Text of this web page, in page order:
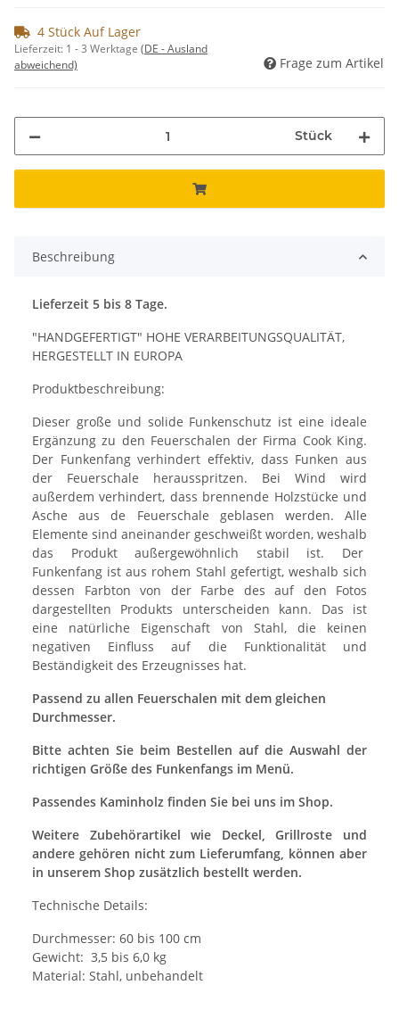
4 Stück Auf Lager
Lieferzeit: 1 - 3 Werktage (DE - Ausland
abweichend)
Frage zum Artikel
Stück
Beschreibung
Lieferzeit 5 bis 8 Tage.
"HANDGEFERTIGT" HOHE VERARBEITUNGSQUALITÄT,
HERGESTELLT IN EUROPA
Produktbeschreibung:
Dieser große und solide Funkenschutz ist eine ideale
Ergänzung zu den Feuerschalen der Firma Cook King.
Der Funkenfang verhindert effektiv, dass Funken aus
der Feuerschale herausspritzen. Bei Wind wird
außerdem verhindert, dass brennende Holzstücke und
Asche aus de Feuerschale geblasen werden. Alle
Elemente sind aneinander geschweißt worden, weshalb
das Produkt außergewöhnlich stabil ist. Der
Funkenfang ist aus rohem Stahl gefertigt, weshalb sich
dessen Farbton von der Farbe des auf den Fotos
dargestellten Produkts unterscheiden kann. Das ist
eine natürliche Eigenschaft von Stahl, die keinen
negativen Einfluss auf die Funktionalität und
Beständigkeit des Erzeugnisses hat.
Passend zu allen Feuerschalen mit dem gleichen
Durchmesser.
Bitte achten Sie beim Bestellen auf die Auswahl der
richtigen Größe des Funkenfangs im Menü.
Passendes Kaminholz finden Sie bei uns im Shop.
Weitere Zubehörartikel wie Deckel, Grillroste und
andere gehören nicht zum Lieferumfang, können aber
in unserem Shop zusätzlich bestellt werden.
Technische Details:
Durchmesser: 60 bis 100 cm
Gewicht: 3,5 bis 6,0 kg
Material: Stahl, unbehandelt